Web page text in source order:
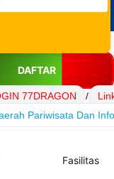
DAFTAR
77DRAGON /
Pariwisata Dan
Fasilitas